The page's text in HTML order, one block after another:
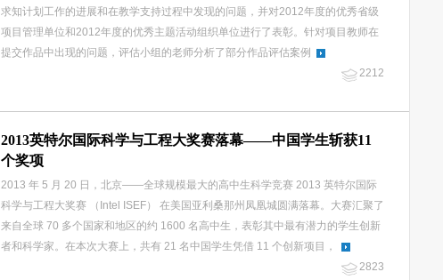
求知计划工作的进展和在教学支持过程中发现的问题，并对2012年度的优秀省级
项目管理单位和2012年度的优秀主题活动组织单位进行了表彰。针对项目教师在
提交作品中出现的问题，评估小组的老师分析了部分作品评估案例
2212
2013英特尔国际科学与工程大奖赛落幕——中国学生斩获11
个奖项
2013 年 5 月 20 日，北京——全球规模最大的高中生科学竞赛 2013 英特尔国际
科学与工程大奖赛 （Intel ISEF） 在美国亚利桑那州凤凰城圆满落幕。大赛汇聚了
来自全球 70 多个国家和地区的约 1600 名高中生，表彰其中最有潜力的学生创新
者和科学家。在本次大赛上，共有 21 名中国学生凭借 11 个创新项目，
2823